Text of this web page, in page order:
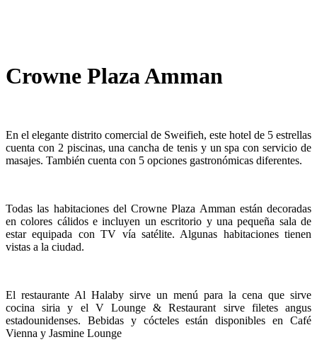
Crowne Plaza Amman
En el elegante distrito comercial de Sweifieh, este hotel de 5 estrellas
cuenta con 2 piscinas, una cancha de tenis y un spa con servicio de
masajes. También cuenta con 5 opciones gastronómicas diferentes.
Todas las habitaciones del Crowne Plaza Amman están decoradas
en colores cálidos e incluyen un escritorio y una pequeña sala de
estar equipada con TV vía satélite. Algunas habitaciones tienen
vistas a la ciudad.
El restaurante Al Halaby sirve un menú para la cena que sirve
cocina siria y el V Lounge & Restaurant sirve filetes angus
estadounidenses. Bebidas y cócteles están disponibles en Café
Vienna y Jasmine Lounge